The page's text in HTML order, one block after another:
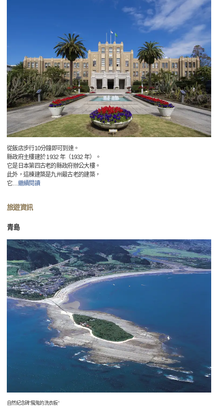
從飯店步行10分鐘即可到達。
縣政府主樓建於 1932 年（1932 年）。
它是日本第四古老的縣政府辦公大樓。
此外，這棟建築是九州最古老的建築，
它…繼續閱讀
旅遊資訊
青島
自然紀念碑“魔鬼的洗衣板“